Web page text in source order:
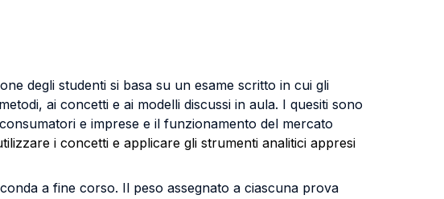
degli studenti si basa su un esame scritto in cui gli
ai concetti e ai modelli discussi in aula. I quesiti sono
e imprese e il funzionamento del mercato
i concetti e applicare gli strumenti analitici appresi
a fine corso. Il peso assegnato a ciascuna prova